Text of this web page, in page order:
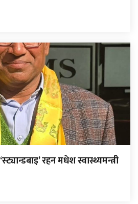
रहन मधेश स्वास्थ्यमन्त्री